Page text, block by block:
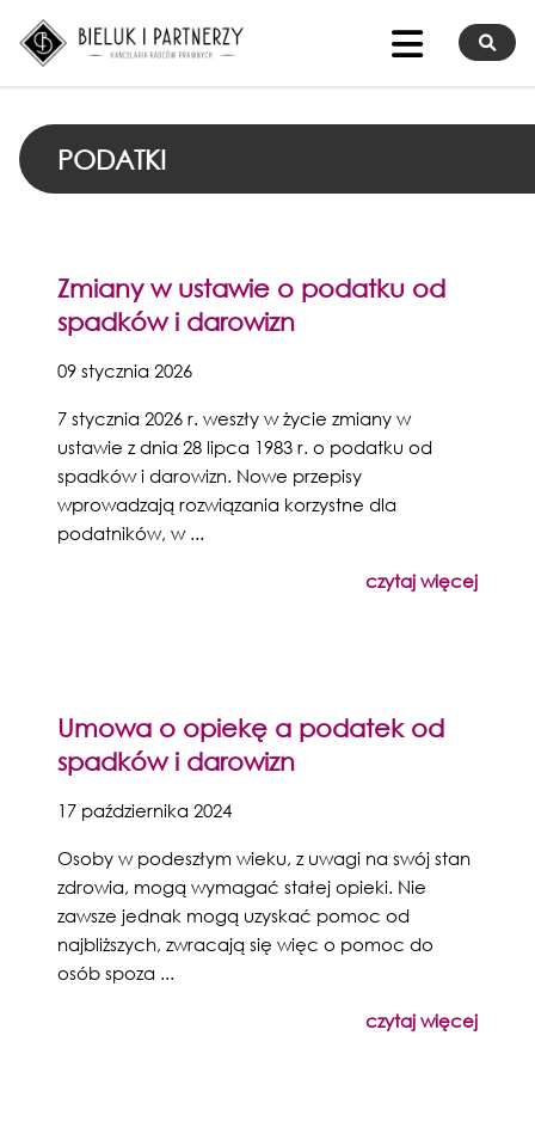
PODATKI
Zmiany w ustawie o podatku od
spadków i darowizn
09 stycznia 2026
7 stycznia 2026 r. weszły w życie zmiany w
ustawie z dnia 28 lipca 1983 r. o podatku od
spadków i darowizn. Nowe przepisy
wprowadzają rozwiązania korzystne dla
podatników, w ...
czytaj więcej
Umowa o opiekę a podatek od
spadków i darowizn
17 października 2024
Osoby w podeszłym wieku, z uwagi na swój stan
zdrowia, mogą wymagać stałej opieki. Nie
zawsze jednak mogą uzyskać pomoc od
najbliższych, zwracają się więc o pomoc do
osób spoza ...
czytaj więcej